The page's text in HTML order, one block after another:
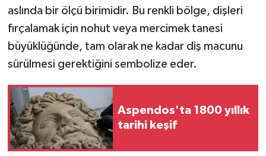
aslında bir ölçü birimidir. Bu renkli bölge, dişleri
fırçalamak için nohut veya mercimek tanesi
büyüklüğünde, tam olarak ne kadar diş macunu
sürülmesi gerektiğini sembolize eder.
Aspendos'ta 1800 yıllık
tarihi keşif
Resmi İlan
Rüya Tabirleri
Şaphane
Simav